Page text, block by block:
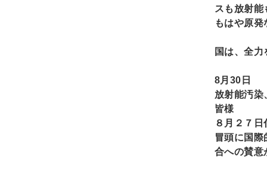
スも放射
もはや原
国は、全
8月30日
放射能汚染
皆様
８月２７
冒頭に国
合への賛意